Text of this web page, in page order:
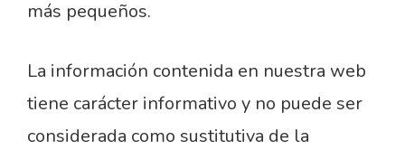
más pequeños.
La información contenida en nuestra web
tiene carácter informativo y no puede ser
considerada como sustitutiva de la